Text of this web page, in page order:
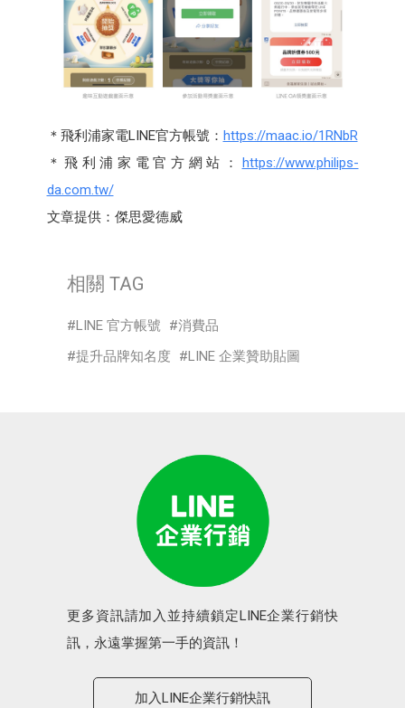
＊飛利浦家電LINE官方帳號： https://maac.io/1RNbR
＊飛利浦家電官方網站：
https://www.philips-
da.com.tw/
文章提供：傑思愛德威
相關 TAG
LINE 官方帳號
消費品
提升品牌知名度
LINE 企業贊助貼圖
更多資訊請加入並持續鎖定LINE企業行銷快
訊，永遠掌握第一手的資訊！
加入LINE企業行銷快訊